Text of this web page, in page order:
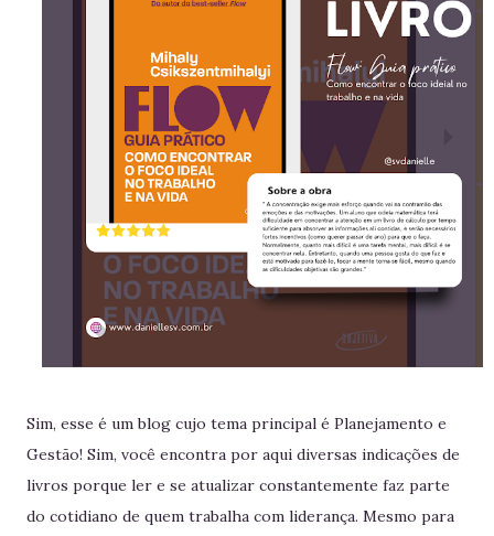
Sim, esse é um blog cujo tema principal é Planejamento e
Gestão! Sim, você encontra por aqui diversas indicações de
livros porque ler e se atualizar constantemente faz parte
do cotidiano de quem trabalha com liderança. Mesmo para